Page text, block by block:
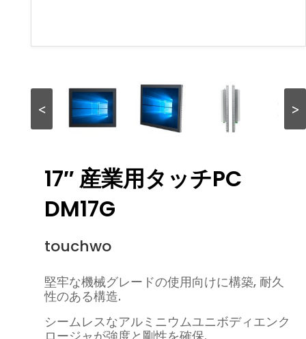
< >
17″ 産業用タッチPC
DM17G
touchwo
堅牢な機械グレードの使用向けに構築, 耐久
性のある構造.
シームレスなアルミニウムユニボディエンク